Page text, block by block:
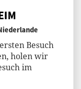
Besuch
holen wir
im